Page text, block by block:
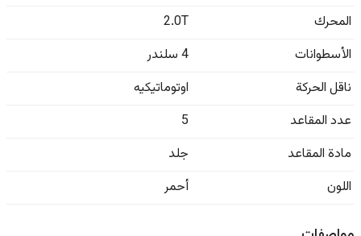
المحرك
2.0T
الأسطوانات
4 سلندر
ناقل الحركة
اوتوماتيكيه
عدد المقاعد
5
مادة المقاعد
جلد
اللون
أحمر